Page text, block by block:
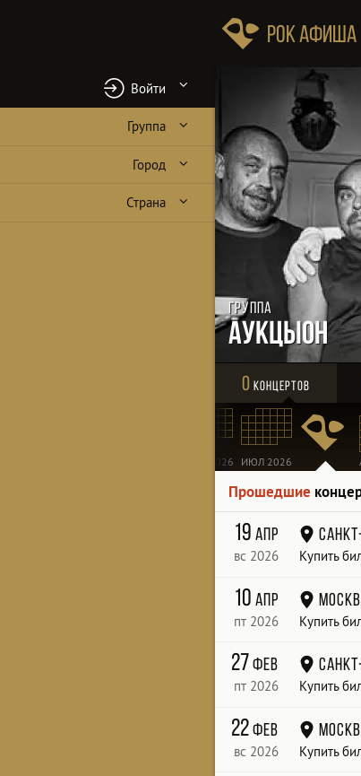
Рок Афиша
Войти
Группа
Город
Страна
Группа
АукцЫон
0 Концертов
ИЮН 2026 ИЮЛ 2026
Прошедшие
19апр
вс 2026 Купить
10апр
пт 2026 Купить
27фев
пт 2026 Купить
22фев
вс 2026 Купить